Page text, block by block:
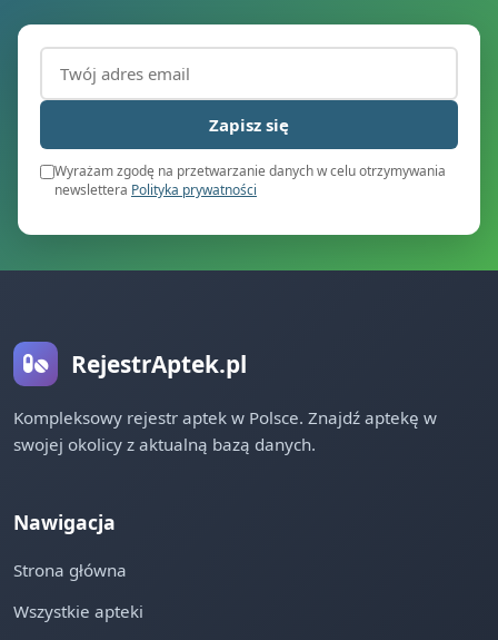
Adres email (wymagany)
Zapisz się
Wyrażam zgodę na przetwarzanie danych w celu otrzymywania
newslettera Polityka prywatności
RejestrAptek.pl
Kompleksowy rejestr aptek w Polsce. Znajdź aptekę w
swojej okolicy z aktualną bazą danych.
Nawigacja
Strona główna
Wszystkie apteki